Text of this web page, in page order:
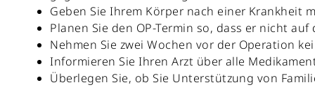
Geben Sie Ihrem Körper nach einer Krankheit
Planen Sie den OP-Termin so, dass er nicht
Nehmen Sie zwei Wochen vor der Operation
Informieren Sie Ihren Arzt über alle
Überlegen Sie, ob Sie Unterstützung von